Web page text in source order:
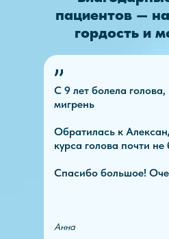
пациентов —
гордость и
С 9 лет болела
мигрень
Обратилась к
курса голова почти не
Спасибо большое!
Анна